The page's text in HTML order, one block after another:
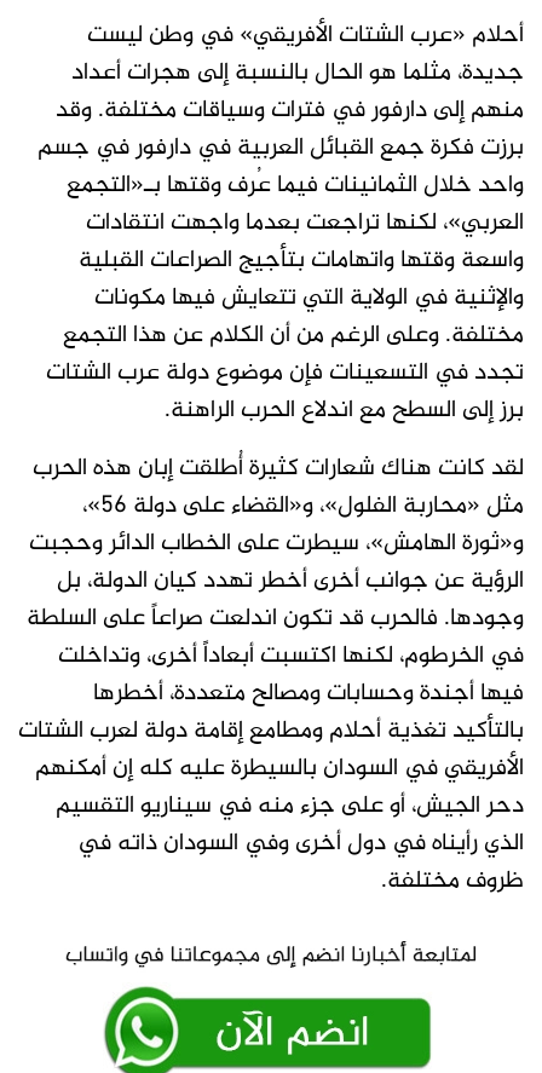
أحلام «عرب الشتات الأفريقي» في وطن ليست
جديدة، مثلما هو الحال بالنسبة إلى هجرات أعداد
منهم إلى دارفور في فترات وسياقات مختلفة. وقد
برزت فكرة جمع القبائل العربية في دارفور في جسم
واحد خلال الثمانينات فيما عُرف وقتها بـ«التجمع
العربي»، لكنها تراجعت بعدما واجهت انتقادات
واسعة وقتها واتهامات بتأجيج الصراعات القبلية
والإثنية في الولاية التي تتعايش فيها مكونات
مختلفة. وعلى الرغم من أن الكلام عن هذا التجمع
تجدد في التسعينات فإن موضوع دولة عرب الشتات
برز إلى السطح مع اندلاع الحرب الراهنة.
لقد كانت هناك شعارات كثيرة أُطلقت إبان هذه الحرب
مثل «محاربة الفلول»، و«القضاء على دولة 56»،
و«ثورة الهامش»، سيطرت على الخطاب الدائر وحجبت
الرؤية عن جوانب أخرى أخطر تهدد كيان الدولة، بل
وجودها. فالحرب قد تكون اندلعت صراعاً على السلطة
في الخرطوم، لكنها اكتسبت أبعاداً أخرى، وتداخلت
فيها أجندة وحسابات ومصالح متعددة، أخطرها
بالتأكيد تغذية أحلام ومطامع إقامة دولة لعرب الشتات
الأفريقي في السودان بالسيطرة عليه كله إن أمكنهم
دحر الجيش، أو على جزء منه في سيناريو التقسيم
الذي رأيناه في دول أخرى وفي السودان ذاته في
ظروف مختلفة.